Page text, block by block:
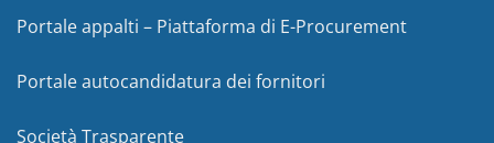
Portale appalti – Piattaforma di E-Procurement
Portale autocandidatura dei fornitori
Società Trasparente